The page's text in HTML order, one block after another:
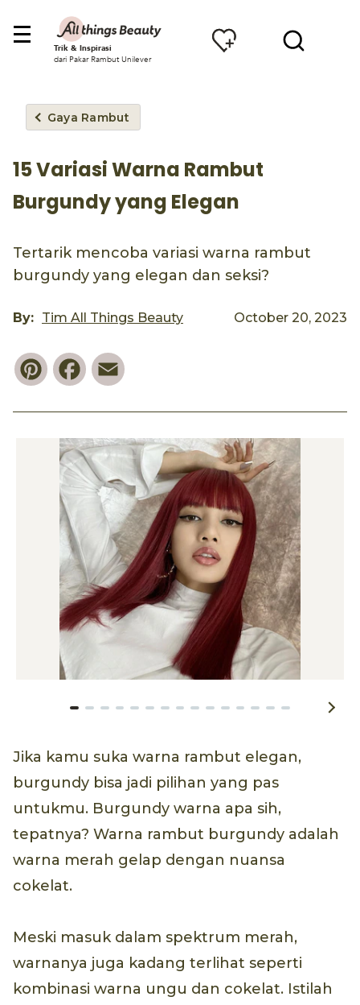
Trik & Inspirasi
dari Pakar Rambut Unilever
Gaya Rambut
15 Variasi Warna Rambut
Burgundy yang Elegan
Tertarik mencoba variasi warna rambut
burgundy yang elegan dan seksi?
By: Tim All Things Beauty October 20, 2023
PinterestFacebook
Jika kamu suka warna rambut elegan,
burgundy bisa jadi pilihan yang pas
untukmu. Burgundy warna apa sih,
tepatnya? Warna rambut burgundy adalah
warna merah gelap dengan nuansa
cokelat.
Meski masuk dalam spektrum merah,
warnanya juga kadang terlihat seperti
kombinasi warna ungu dan cokelat. Istilah